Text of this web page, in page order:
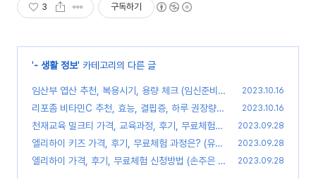
3 구독하기
'- 생활 정보' 카테고리의 다른 글
임산부 엽산 추천, 복용시기, 용량 체크 (임신준비
활성엽산)
(0)
2023.10.16
리포좀 비타민C 추천, 효능, 결핍증, 하루 권장량
(리포좀 뜻, 메가도스 차이점)
(0)
2023.10.16
천재교육 밀크티 가격, 교육과정, 후기, 무료체험
(초등 중학 고등)
(0)
2023.09.28
엘리하이 키즈 가격, 후기, 무료체험 과정은? (유아
스마트 학습지)
(0)
2023.09.28
엘리하이 가격, 후기, 무료체험 신청방법 (손주은 메
2023.09.28